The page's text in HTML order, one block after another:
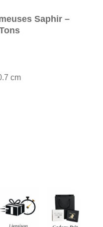
Saphir –
cm